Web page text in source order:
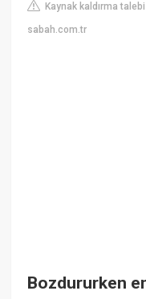
Kaynak kaldırma talebi
sabah.com.tr
Bozdururken